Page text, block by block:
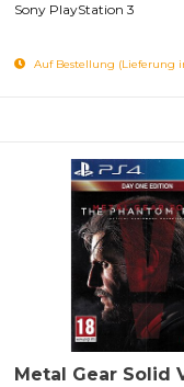
Sony PlayStation 3
Auf Bestellung (Lieferung
Metal Gear Solid